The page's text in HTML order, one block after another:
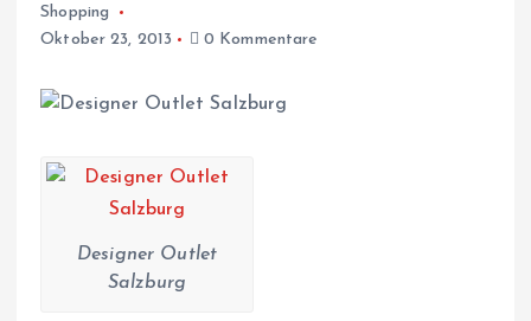
Shopping
Oktober 23, 2013
0 Kommentare
Designer Outlet
Salzburg